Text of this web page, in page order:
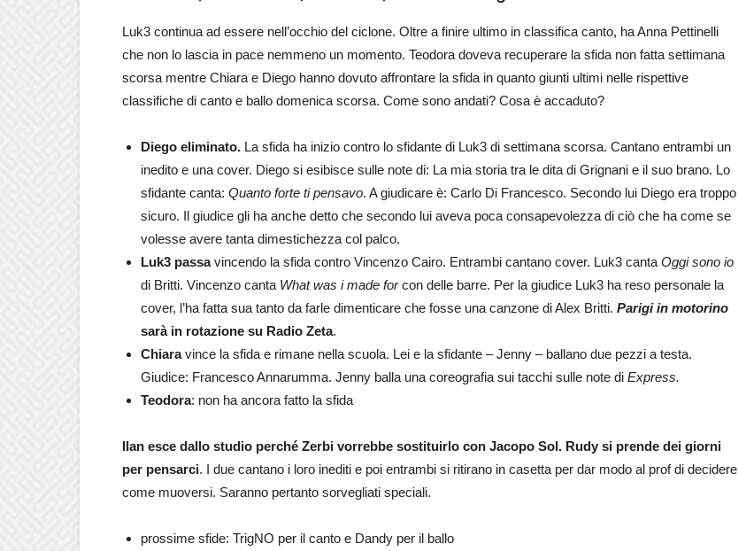
Luk3 continua ad essere nell’occhio del ciclone. Oltre a finire ultimo in classifica canto, ha Anna Pettinelli
che non lo lascia in pace nemmeno un momento. Teodora doveva recuperare la sfida non fatta settimana
scorsa mentre Chiara e Diego hanno dovuto affrontare la sfida in quanto giunti ultimi nelle rispettive
classifiche di canto e ballo domenica scorsa. Come sono andati? Cosa è accaduto?
Diego eliminato. La sfida ha inizio contro lo sfidante di Luk3 di settimana scorsa. Cantano entrambi un
inedito e una cover. Diego si esibisce sulle note di: La mia storia tra le dita di Grignani e il suo brano. Lo
sfidante canta: Quanto forte ti pensavo. A giudicare è: Carlo Di Francesco. Secondo lui Diego era troppo
sicuro. Il giudice gli ha anche detto che secondo lui aveva poca consapevolezza di ciò che ha come se
volesse avere tanta dimestichezza col palco.
Luk3 passavincendo la sfida contro Vincenzo Cairo. Entrambi cantano cover. Luk3 canta Oggi sono io
di Britti. Vincenzo canta What was i made forcon delle barre. Per la giudice Luk3 ha reso personale la
cover, l’ha fatta sua tanto da farle dimenticare che fosse una canzone di Alex Britti. Parigi in motorino
sarà in rotazione su Radio Zeta.
Chiaravince la sfida e rimane nella scuola. Lei e la sfidante – Jenny – ballano due pezzi a testa.
Giudice: Francesco Annarumma. Jenny balla una coreografia sui tacchi sulle note di Express.
Teodora: non ha ancora fatto la sfida
Ilan esce dallo studio perché Zerbi vorrebbe sostituirlo con Jacopo Sol. Rudy si prende dei giorni
per pensarci. I due cantano i loro inediti e poi entrambi si ritirano in casetta per dar modo al prof di decidere
come muoversi. Saranno pertanto sorvegliati speciali.
prossime sfide: TrigNO per il canto e Dandy per il ballo